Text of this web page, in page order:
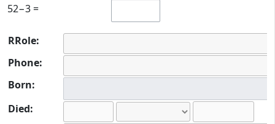
52−3 =
RRole:
Phone:
Born:
Died: